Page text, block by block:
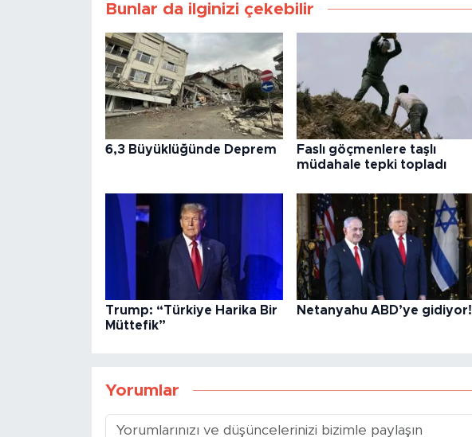
Bunlar da ilginizi çekebilir
6,3 Büyüklüğünde Deprem
Faslı göçmenlere taşlı
müdahale tepki topladı
Trump: “Türkiye Harika Bir
Müttefik”
Netanyahu ABD’ye gidiyor!
Yorumlar